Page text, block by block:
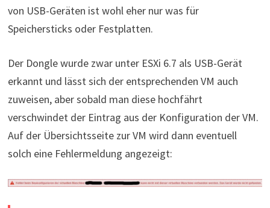
von USB-Geräten ist wohl eher nur was für
Speichersticks oder Festplatten.
Der Dongle wurde zwar unter ESXi 6.7 als USB-Gerät
erkannt und lässt sich der entsprechenden VM auch
zuweisen, aber sobald man diese hochfährt
verschwindet der Eintrag aus der Konfiguration der VM.
Auf der Übersichtsseite zur VM wird dann eventuell
solch eine Fehlermeldung angezeigt: